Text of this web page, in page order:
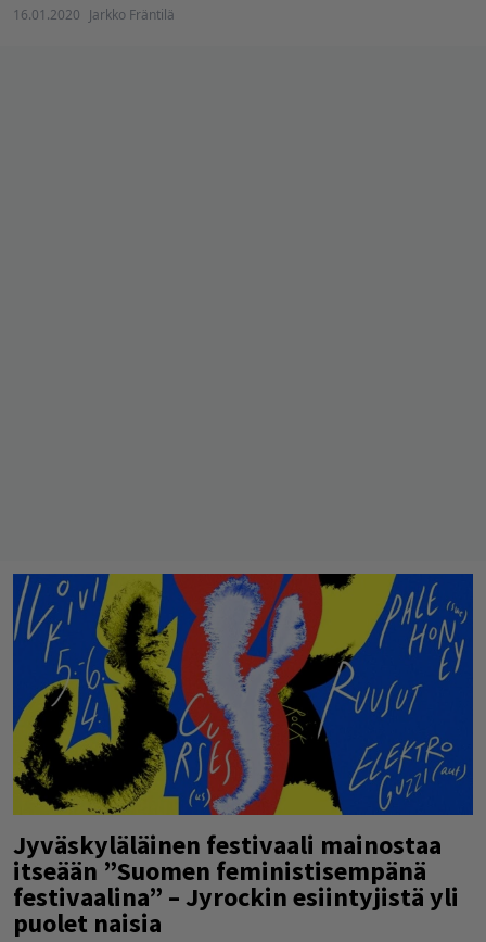
16.01.2020 Jarkko Fräntilä
Jyväskyläläinen festivaali mainostaa
itseään ”Suomen feministisempänä
festivaalina” – Jyrockin esiintyjistä yli
puolet naisia